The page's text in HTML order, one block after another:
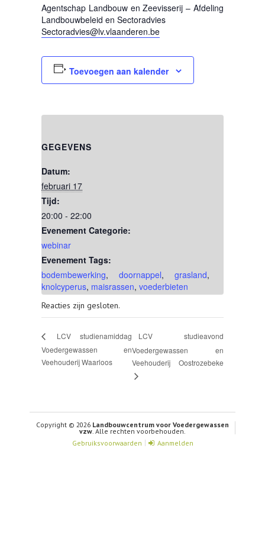
Agentschap Landbouw en Zeevisserij – Afdeling
Landbouwbeleid en Sectoradvies
Sectoradvies@lv.vlaanderen.be
Toevoegen aan kalender
GEGEVENS
Datum:
februari 17
Tijd:
20:00 - 22:00
Evenement Categorie:
webinar
Evenement Tags:
bodembewerking, doornappel, grasland,
knolcyperus, maisrassen, voederbieten
Reacties zijn gesloten.
LCV studienamiddag
Voedergewassen en
Veehouderij Waarloos
LCV studieavond
Voedergewassen en
Veehouderij Oostrozebeke
Copyright © 2026 Landbouwcentrum voor Voedergewassen
vzw. Alle rechten voorbehouden.
Gebruiksvoorwaarden
Aanmelden